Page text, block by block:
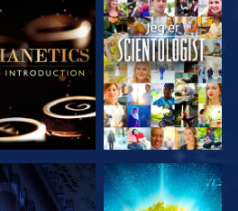
UDFORSK
SERIEN
SE